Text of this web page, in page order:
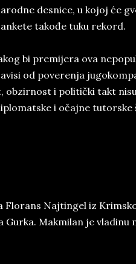
de­sni­ce, u ko­joj će
ta­kođe tu­ku re­kord.
bi pre­mi­je­ra ova
od po­ve­ren­ja
ob­zir­nost i po­li­tički takt
i očaj­ne tu­tor­ske
Flo­rans Naj­tin­gel iz
Makmilan je vladinu